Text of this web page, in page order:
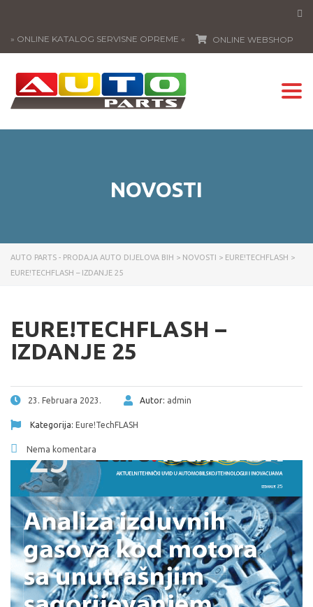
ONLINE WEBSHOP
» ONLINE KATALOG SERVISNE OPREME «
NOVOSTI
AUTO PARTS - PRODAJA AUTO DIJELOVA BIH > NOVOSTI > EURE!TECHFLASH >
EURE!TECHFLASH – IZDANJE 25
EURE!TECHFLASH –
IZDANJE 25
23. Februara 2023. Autor: admin
Kategorija: Eure!TechFLASH
Nema komentara